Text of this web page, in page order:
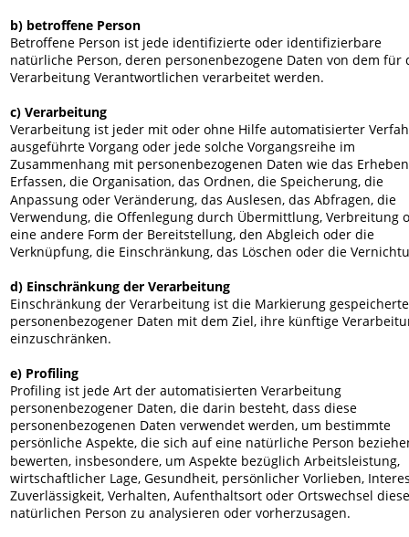
b) betroffene Person
Betroffene Person ist jede identifizierte oder identifizierbare
natürliche Person, deren personenbezogene Daten von dem für
Verarbeitung Verantwortlichen verarbeitet werden.
c) Verarbeitung
Verarbeitung ist jeder mit oder ohne Hilfe automatisierter
ausgeführte Vorgang oder jede solche Vorgangsreihe im
Zusammenhang mit personenbezogenen Daten wie das
Erfassen, die Organisation, das Ordnen, die Speicherung, die
Anpassung oder Veränderung, das Auslesen, das Abfragen, die
Verwendung, die Offenlegung durch Übermittlung, Verbreitung
eine andere Form der Bereitstellung, den Abgleich oder die
Verknüpfung, die Einschränkung, das Löschen oder die
d) Einschränkung der Verarbeitung
Einschränkung der Verarbeitung ist die Markierung
personenbezogener Daten mit dem Ziel, ihre künftige
einzuschränken.
e) Profiling
Profiling ist jede Art der automatisierten Verarbeitung
personenbezogener Daten, die darin besteht, dass diese
personenbezogenen Daten verwendet werden, um bestimmte
persönliche Aspekte, die sich auf eine natürliche Person
bewerten, insbesondere, um Aspekte bezüglich Arbeitsleistung,
wirtschaftlicher Lage, Gesundheit, persönlicher Vorlieben,
Zuverlässigkeit, Verhalten, Aufenthaltsort oder Ortswechsel
natürlichen Person zu analysieren oder vorherzusagen.